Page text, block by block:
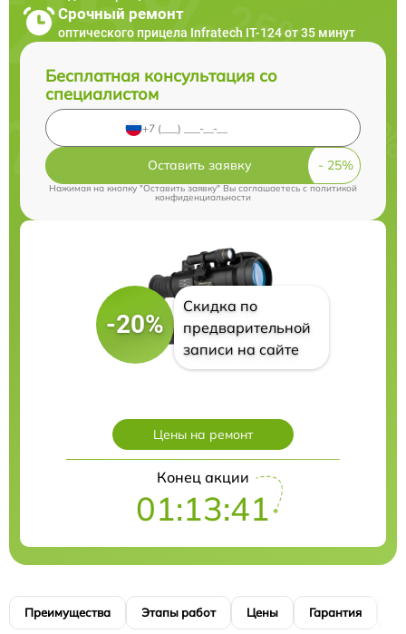
Срочный ремонт
оптического прицела Infratech IT-124 от 35 минут
Бесплатная консультация со
специалистом
Оставить заявку
Нажимая на кнопку "Оставить заявку" Вы соглашаетесь cполитикой
конфиденциальности
-20%
Скидка по
предварительной
записи на сайте
Цены на ремонт
Конец акции
01:13:40
Преимущества Этапы работ Цены Гарантия